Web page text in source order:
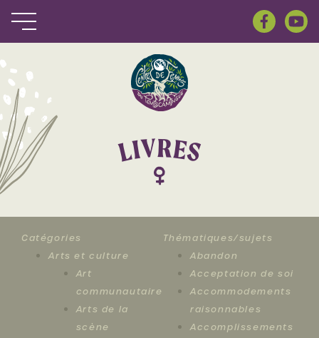
LIVRES
Catégories
Arts et culture
Art
communautaire
Arts de la
scène
Thématiques/sujets
Abandon
Acceptation de soi
Accommodements
raisonnables
Accomplissements